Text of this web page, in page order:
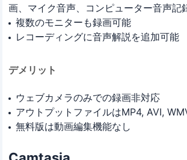
画、マイク音声、コンピューター音声記
複数のモニターも録画可能
レコーディングに音声解説を追加可能
デメリット
ウェブカメラのみでの録画非対応
アウトプットファイルはMP4, AVI,
無料版は動画編集機能なし